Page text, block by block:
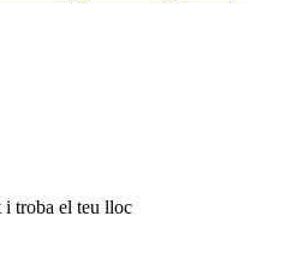
troba el teu lloc